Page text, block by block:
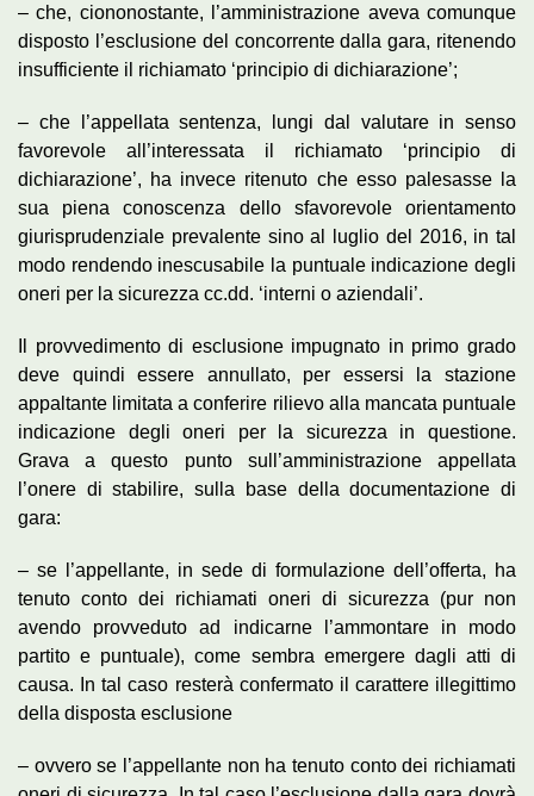
– che, ciononostante, l’amministrazione aveva comunque
disposto l’esclusione del concorrente dalla gara, ritenendo
insufficiente il richiamato ‘principio di dichiarazione’;
– che l’appellata sentenza, lungi dal valutare in senso
favorevole all’interessata il richiamato ‘principio di
dichiarazione’, ha invece ritenuto che esso palesasse la
sua piena conoscenza dello sfavorevole orientamento
giurisprudenziale prevalente sino al luglio del 2016, in tal
modo rendendo inescusabile la puntuale indicazione degli
oneri per la sicurezza cc.dd. ‘interni o aziendali’.
Il provvedimento di esclusione impugnato in primo grado
deve quindi essere annullato, per essersi la stazione
appaltante limitata a conferire rilievo alla mancata puntuale
indicazione degli oneri per la sicurezza in questione.
Grava a questo punto sull’amministrazione appellata
l’onere di stabilire, sulla base della documentazione di
gara:
– se l’appellante, in sede di formulazione dell’offerta, ha
tenuto conto dei richiamati oneri di sicurezza (pur non
avendo provveduto ad indicarne l’ammontare in modo
partito e puntuale), come sembra emergere dagli atti di
causa. In tal caso resterà confermato il carattere illegittimo
della disposta esclusione
– ovvero se l’appellante non ha tenuto conto dei richiamati